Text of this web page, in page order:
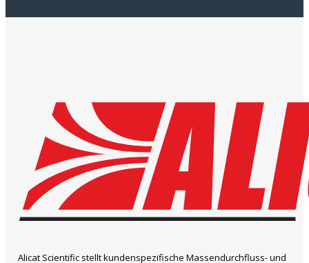
Alicat Scientific stellt kundenspezifische Massendurchfluss- und